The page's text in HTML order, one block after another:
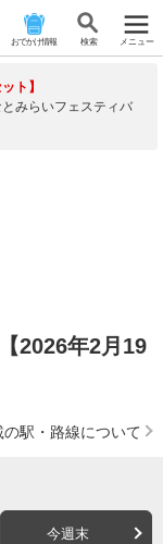
おでかけ情報 検 索 メニュー
ト】
みらいフェスティバ
2026年2月19
駅・路線について
今週末